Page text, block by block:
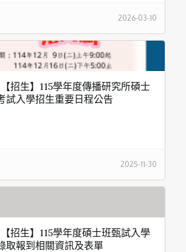
2026-03-10
招生】115學年度傳播研究所碩士
試入學招生重要日程公告
2025-11-30
招生】115學年度碩士班甄試入學
取報到相關資訊及表單